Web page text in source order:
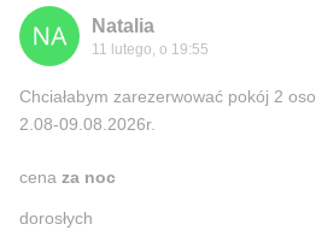
Natalia
11 lutego, o 19:55
Chciałabym zarezerwować pokój 2
2.08-09.08.2026r.
cena za noc
dorosłych